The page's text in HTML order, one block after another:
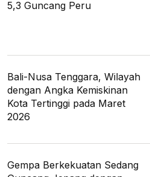
5,3 Guncang Peru
Bali-Nusa Tenggara, Wilayah
dengan Angka Kemiskinan
Kota Tertinggi pada Maret
2026
Gempa Berkekuatan Sedang